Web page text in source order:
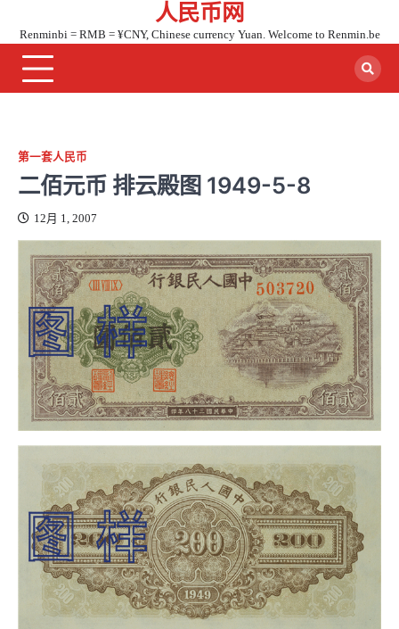
content
人民币网
Renminbi = RMB = ¥CNY, Chinese currency Yuan. Welcome to Renmin.be
第一套人民币
二佰元币 排云殿图 1949-5-8
12月 1, 2007